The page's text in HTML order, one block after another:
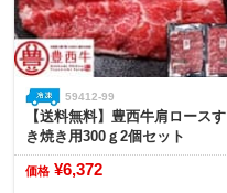
59412-99
【送料無料】豊西牛肩ロースす
き焼き用300ｇ2個セット
価格 ¥6,372